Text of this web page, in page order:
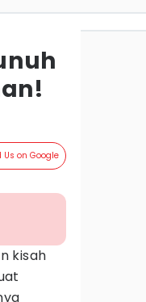
Us on Google
kisah